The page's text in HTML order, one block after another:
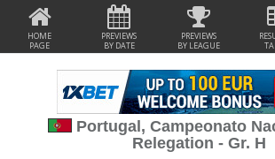
HOME
PAGE
PREVIEWS
BY DATE
PREVIEWS
BY LEAGUE
Portugal, Campeonato
Relegation - Gr. H